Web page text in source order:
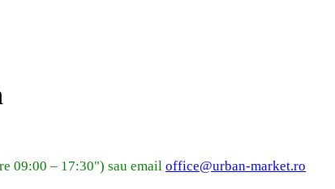
09:00 – 17:30") sau email office@urban-market.ro